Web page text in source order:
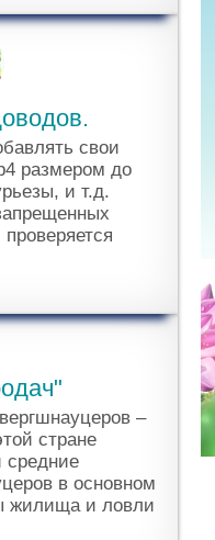
свои
размером до
и т.д.
–
стране
средние
в основном
жилища и ловли